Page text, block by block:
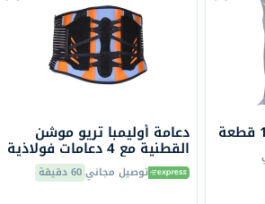
دعامة أوليمبا تريو موشن
القطنية مع 4 دعامات فولاذية
9.5 بوصة كبير جدًا، OWB-511 توصيل مجاني60 دقيقة